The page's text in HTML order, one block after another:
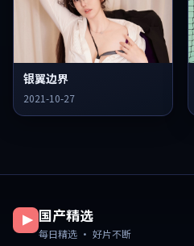
银翼边界
2021-10-27
国产精选
每日精选 · 好片不断